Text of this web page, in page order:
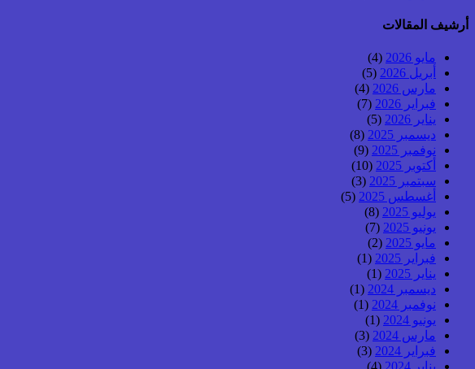
أرشيف المقالات
مايو 2026
(4)
أبريل 2026
(5)
مارس 2026
(4)
فبراير 2026
(7)
يناير 2026
(5)
ديسمبر 2025
(8)
نوفمبر 2025
(9)
أكتوبر 2025
(10)
سبتمبر 2025
(3)
أغسطس 2025
(5)
يوليو 2025
(8)
يونيو 2025
(7)
مايو 2025
(2)
فبراير 2025
(1)
يناير 2025
(1)
ديسمبر 2024
(1)
نوفمبر 2024
(1)
يونيو 2024
(1)
مارس 2024
(3)
فبراير 2024
(3)